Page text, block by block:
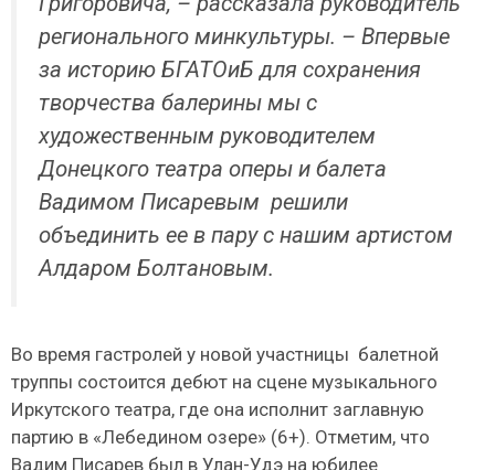
регионального минкультуры. – Впервые
за историю БГАТОиБ для сохранения
творчества балерины мы с
художественным руководителем
Донецкого театра оперы и балета
Вадимом Писаревым решили
объединить ее в пару с нашим артистом
Алдаром Болтановым.
Во время гастролей у новой участницы балетной
труппы состоится дебют на сцене музыкального
Иркутского театра, где она исполнит заглавную
партию в «Лебедином озере» (6+). Отметим, что
Вадим Писарев был в Улан-Удэ на юбилее